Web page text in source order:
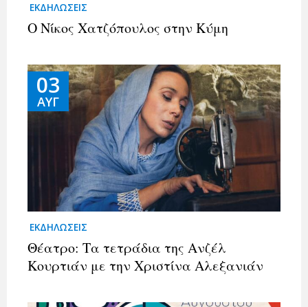
ΕΚΔΗΛΩΣΕΙΣ
Ο Νίκος Χατζόπουλος στην Κύμη
03
ΑΥΓ
ΕΚΔΗΛΩΣΕΙΣ
Θέατρο: Τα τετράδια της Ανζέλ
Κουρτιάν με την Χριστίνα Αλεξανιάν